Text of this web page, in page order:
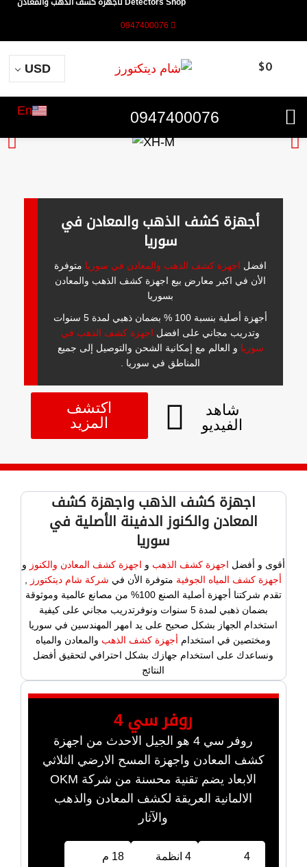
Detectors Shop لأجهزة كشف الذهب والمعادن
0947400076
$0
USD
0947400076
En
أجهزة كشف الذهب والمعادن في
سوريا
افضل اجهزة كشف الذهب والمعادن في سوريا متوفرة
الأن في اكبر معارض بيع اجهزة كشف الذهب والمعادن
بسوريا
أجهزة أصلية بنسبة 100 % بضمان ذهبي لمدة 5 سنوات
وتدريب مجاني على افضل اجهزة كشف الذهب في
سوريا و العالم مع إمكانية الشحن والتوصيل إلى جميع
المناطق في سوريا .
اكتشف
المزيد
شاهد
الفيديو
اجهزة كشف الذهب واجهزة كشف
المعادن والكنوز الدفينة الأصلية في
سوريا
أقوى و أفضل اجهزة كشف الذهب و اجهزة كشف المعادن والكنوز و
أجهزة كشف المياه الجوفية متوفرة الأن في شركة شام ديتكتورز ,
تقدم شركتنا أجهزة أصلية الصنع 100% من مصانع عالمية وموثوقة
بضمان ذهبي لمدة 5 سنوات ونوفرتدريب مجاني على كيفية
استخدام الجهاز بشكل صحيح على يد امهر المهندسين في سوريا
ومختصين في استخدام أجهزة كشف الذهب والمعادن والمياه
ونساعدك على استخدام جهازك بشكل احترافي لتحقيق أفضل
النتائج
روفر سي 4
روفر سي 4 هو الجيل الاحدث من اجهزة
كشف المعادن واجهزة المسح الارضي الثلاثي
الابعاد يضم تقنية محسنة من شركة OKM
الالمانية العريقة لكشف المعادن والذهب
والآثار
4
4 انظمة
18 م